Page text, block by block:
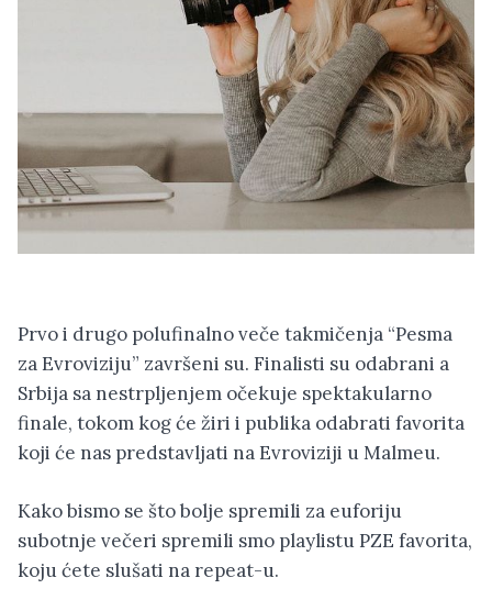
Prvo i drugo polufinalno veče takmičenja “Pesma
za Evroviziju” završeni su. Finalisti su odabrani a
Srbija sa nestrpljenjem očekuje spektakularno
finale, tokom kog će žiri i publika odabrati favorita
koji će nas predstavljati na Evroviziji u Malmeu.
Kako bismo se što bolje spremili za euforiju
subotnje večeri spremili smo playlistu PZE favorita,
koju ćete slušati na repeat-u.